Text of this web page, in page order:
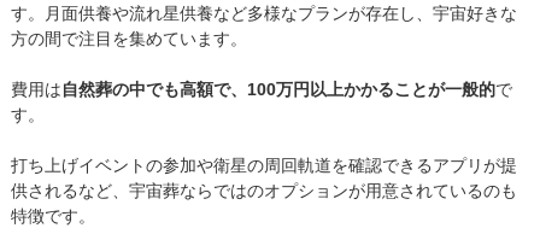
す。月面供養や流れ星供養など多様なプランが存在し、宇宙好きな
方の間で注目を集めています。
費用は自然葬の中でも高額で、100万円以上かかることが一般的で
す。
打ち上げイベントの参加や衛星の周回軌道を確認できるアプリが提
供されるなど、宇宙葬ならではのオプションが用意されているのも
特徴です。